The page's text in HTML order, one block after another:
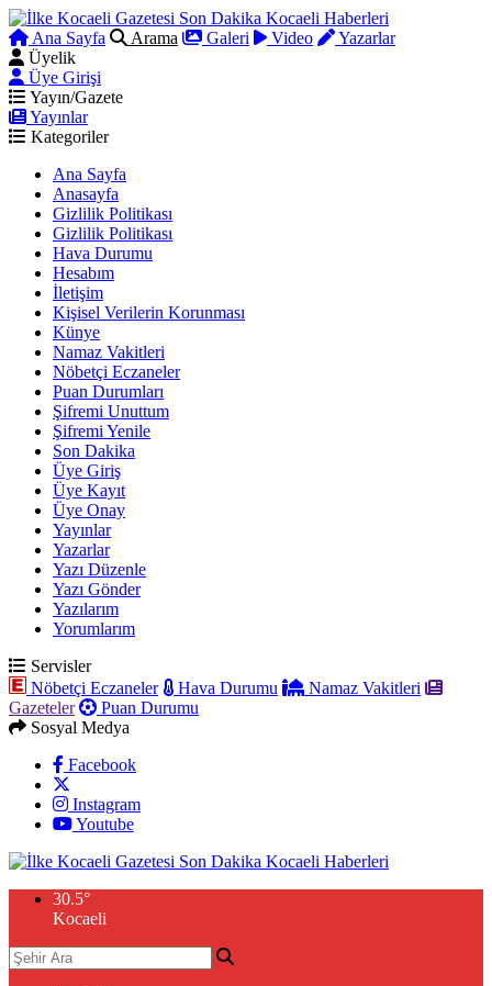
Ana Sayfa Arama Galeri Video
Yazarlar
Üyelik
Üye Girişi
Yayın/Gazete
Yayınlar
Kategoriler
Ana Sayfa
Anasayfa
Gizlilik Politikası
Gizlilik Politikası
Hava Durumu
Hesabım
İletişim
Kişisel Verilerin Korunması
Künye
Namaz Vakitleri
Nöbetçi Eczaneler
Puan Durumları
Şifremi Unuttum
Şifremi Yenile
Son Dakika
Üye Giriş
Üye Kayıt
Üye Onay
Yayınlar
Yazarlar
Yazı Düzenle
Yazı Gönder
Yazılarım
Yorumlarım
Servisler
Nöbetçi Eczaneler
Hava Durumu
Namaz Vakitleri
Gazeteler
Puan Durumu
Sosyal Medya
Facebook
Instagram
Youtube
30.5°
Kocaeli